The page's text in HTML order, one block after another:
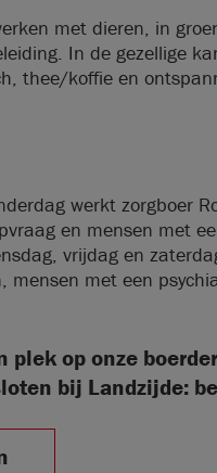
met dieren, in
In de gezellige
thee/koffie en
werkt zorgboer
en mensen met
vrijdag en
mensen met een
plek op onze
bij Landzijde: